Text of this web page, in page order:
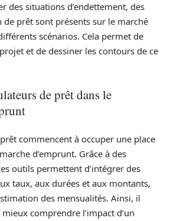
des situations d’endettement, des
prêt sont présents sur le marché
scénarios. Cela permet de
et de dessiner les contours de ce
de prêt dans le
commencent à occuper une place
d’emprunt. Grâce à des
outils permettent d’intégrer des
taux, aux durées et aux montants,
des mensualités. Ainsi, il
comprendre l’impact d’un